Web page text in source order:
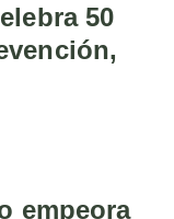
50
empeora